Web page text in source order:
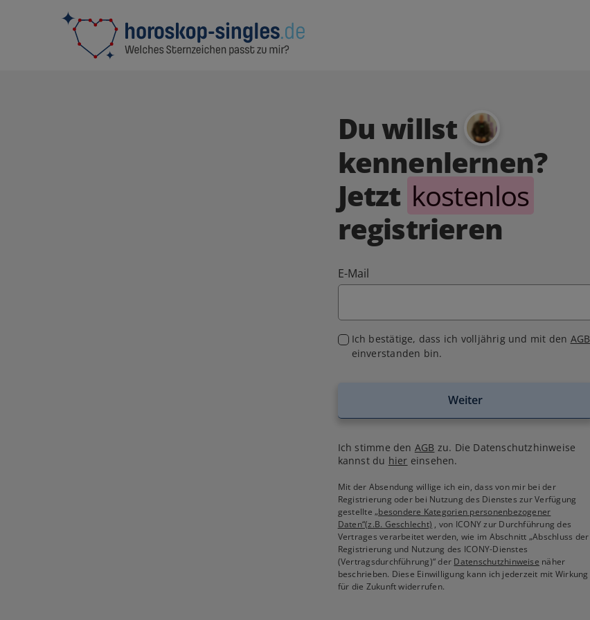
Du willst
kennenlernen?
Jetzt kostenlos
registrieren
E-Mail
Ich bestätige, dass ich volljährig und mit den AGB
einverstanden bin.
Weiter
Ich stimme den AGB zu. Die Datenschutzhinweise
kannst du hier einsehen.
Mit der Absendung willige ich ein, dass von mir bei der
Registrierung oder bei Nutzung des Dienstes zur Verfügung
gestellte„besondere Kategorien personenbezogener
Daten“(z.B. Geschlecht) , von ICONY zur Durchführung des
Vertrages verarbeitet werden, wie im Abschnitt „Abschluss der
Registrierung und Nutzung des ICONY-Dienstes
(Vertragsdurchführung)“ der Datenschutzhinweise näher
beschrieben. Diese Einwilligung kann ich jederzeit mit Wirkung
für die Zukunft widerrufen.